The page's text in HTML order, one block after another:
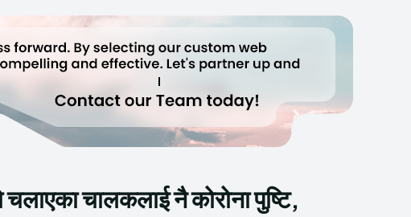
चलाएका चालकलाई नै कोरोना पुष्टि,